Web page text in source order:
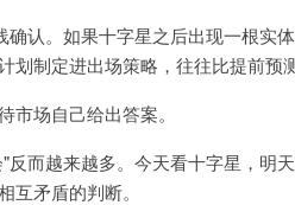
认。如果十字星之后出现一根实
制定进出场策略，往往比提前预
场自己给出答案。
而越来越多。今天看十字星，明
互矛盾的判断。